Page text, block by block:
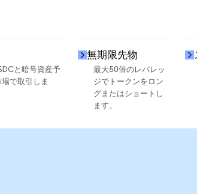
と暗号資産予
で取引しま
無期限先物
最大50倍のレバレッ
ジでトークンをロン
グまたはショートし
ます。